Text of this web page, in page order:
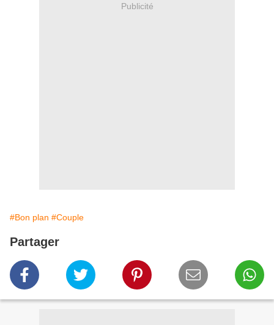
Publicité
#Bon plan #Couple
Partager